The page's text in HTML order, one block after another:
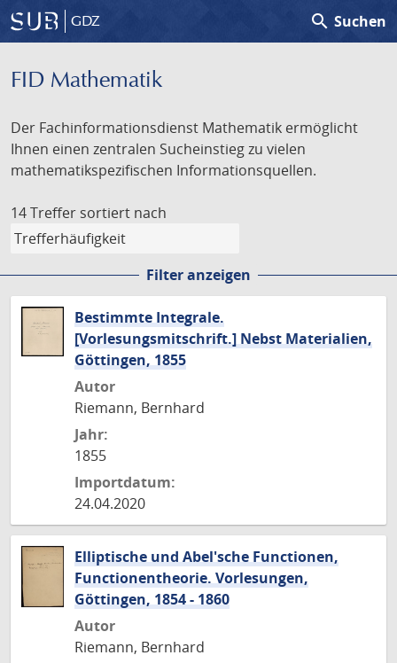
GDZ search Suchen
FID Mathematik
Der Fachinformationsdienst Mathematik ermöglicht
Ihnen einen zentralen Sucheinstieg zu vielen
mathematikspezifischen Informationsquellen.
14 Treffer sortiert nach
Filter anzeigen
Bestimmte Integrale.
[Vorlesungsmitschrift.] Nebst Materialien,
Göttingen, 1855
Autor
Riemann, Bernhard
Jahr:
1855
Importdatum:
24.04.2020
Elliptische und Abel'sche Functionen,
Functionentheorie. Vorlesungen,
Göttingen, 1854 - 1860
Autor
Riemann, Bernhard